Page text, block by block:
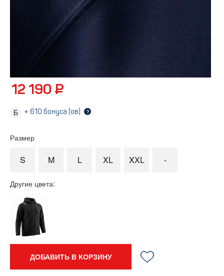
12 190 ₽
+ 610 бонуса (ов) ?
Размер
S M L XL XXL -
Другие цвета:
ДОБАВИТЬ В КОРЗИНУ